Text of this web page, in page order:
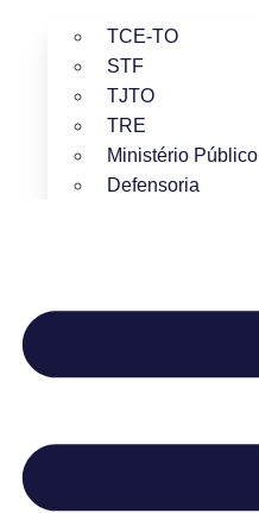
TCE-TO
STF
TJTO
TRE
Ministério Público
Defensoria